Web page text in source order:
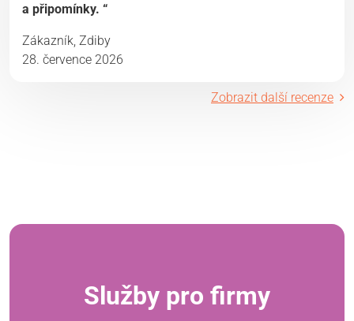
a připomínky. “
Zákazník, Zdiby
28. července 2026
Zobrazit další recenze
Služby pro firmy